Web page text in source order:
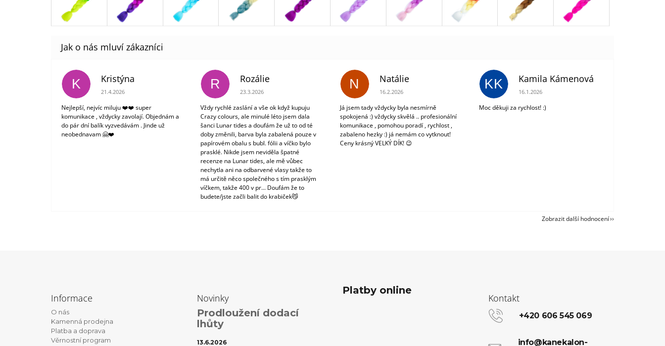
K Kristýna
Hodnocení obchodu je 5 z 5 hvězdiček.
21.4.2026
Nejlepší, nejvíc miluju ❤️❤️ super
komunikace , vždycky zavolají. Objednám a
do pár dní balík vyzvedávám . Jinde už
neobednavam 🤗❤️
R Rozálie
Hodnocení obchodu je 3 z 5 hvězdiček.
23.3.2026
Vždy rychlé zaslání a vše ok když kupuju
Crazy colours, ale minulé léto jsem dala
šanci Lunar tides a doufám že už to od té
doby změnili, barva byla zabalená pouze v
papírovém obalu s bubl. fólii a víčko bylo
prasklé. Nikde jsem neviděla špatné
recenze na Lunar tides, ale mě vůbec
nechytla ani na odbarvené vlasy takže to
má určitě něco společného s tím prasklým
víčkem, takže 400 v pr... Doufám že to
budete/jste začli balit do krabiček😼
N Natálie
Hodnocení obchodu je 5 z 5 hvězdiček.
16.2.2026
Já jsem tady vždycky byla nesmírně
spokojená :) vždycky skvělá .. profesionální
komunikace , pomohou poradí , rychlost ,
zabaleno hezky :) já nemám co vytknout!
Ceny krásný VELKÝ DÍK! 😉
KK Kamila Kámenová
Hodnocení obchodu je 5 z 5 hvězdiček.
16.1.2026
Moc děkuji za rychlost! :)
Zobrazit další hodnocení
Informace
O nás
Kamenná prodejna
Platba a doprava
Věrnostní program
Novinky
Prodloužení dodací
lhůty
13.6.2026
Platby online
Kontakt
+420 606 545 069
info@kanekalon-